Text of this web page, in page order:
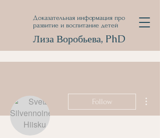
Доказательная информация про
развитие и воспитание детей
Лиза Воробьева, PhD
Follow